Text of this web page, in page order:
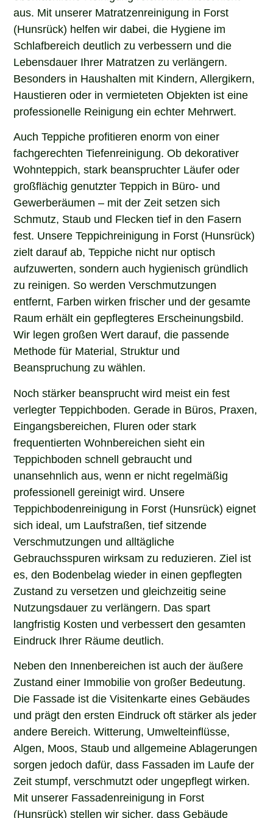
aus. Mit unserer Matratzenreinigung in Forst
(Hunsrück) helfen wir dabei, die Hygiene im
Schlafbereich deutlich zu verbessern und die
Lebensdauer Ihrer Matratzen zu verlängern.
Besonders in Haushalten mit Kindern, Allergikern,
Haustieren oder in vermieteten Objekten ist eine
professionelle Reinigung ein echter Mehrwert.
Auch Teppiche profitieren enorm von einer
fachgerechten Tiefenreinigung. Ob dekorativer
Wohnteppich, stark beanspruchter Läufer oder
großflächig genutzter Teppich in Büro- und
Gewerberäumen – mit der Zeit setzen sich
Schmutz, Staub und Flecken tief in den Fasern
fest. Unsere Teppichreinigung in Forst (Hunsrück)
zielt darauf ab, Teppiche nicht nur optisch
aufzuwerten, sondern auch hygienisch gründlich
zu reinigen. So werden Verschmutzungen
entfernt, Farben wirken frischer und der gesamte
Raum erhält ein gepflegteres Erscheinungsbild.
Wir legen großen Wert darauf, die passende
Methode für Material, Struktur und
Beanspruchung zu wählen.
Noch stärker beansprucht wird meist ein fest
verlegter Teppichboden. Gerade in Büros, Praxen,
Eingangsbereichen, Fluren oder stark
frequentierten Wohnbereichen sieht ein
Teppichboden schnell gebraucht und
unansehnlich aus, wenn er nicht regelmäßig
professionell gereinigt wird. Unsere
Teppichbodenreinigung in Forst (Hunsrück) eignet
sich ideal, um Laufstraßen, tief sitzende
Verschmutzungen und alltägliche
Gebrauchsspuren wirksam zu reduzieren. Ziel ist
es, den Bodenbelag wieder in einen gepflegten
Zustand zu versetzen und gleichzeitig seine
Nutzungsdauer zu verlängern. Das spart
langfristig Kosten und verbessert den gesamten
Eindruck Ihrer Räume deutlich.
Neben den Innenbereichen ist auch der äußere
Zustand einer Immobilie von großer Bedeutung.
Die Fassade ist die Visitenkarte eines Gebäudes
und prägt den ersten Eindruck oft stärker als jeder
andere Bereich. Witterung, Umwelteinflüsse,
Algen, Moos, Staub und allgemeine Ablagerungen
sorgen jedoch dafür, dass Fassaden im Laufe der
Zeit stumpf, verschmutzt oder ungepflegt wirken.
Mit unserer Fassadenreinigung in Forst
(Hunsrück) stellen wir sicher, dass Gebäude